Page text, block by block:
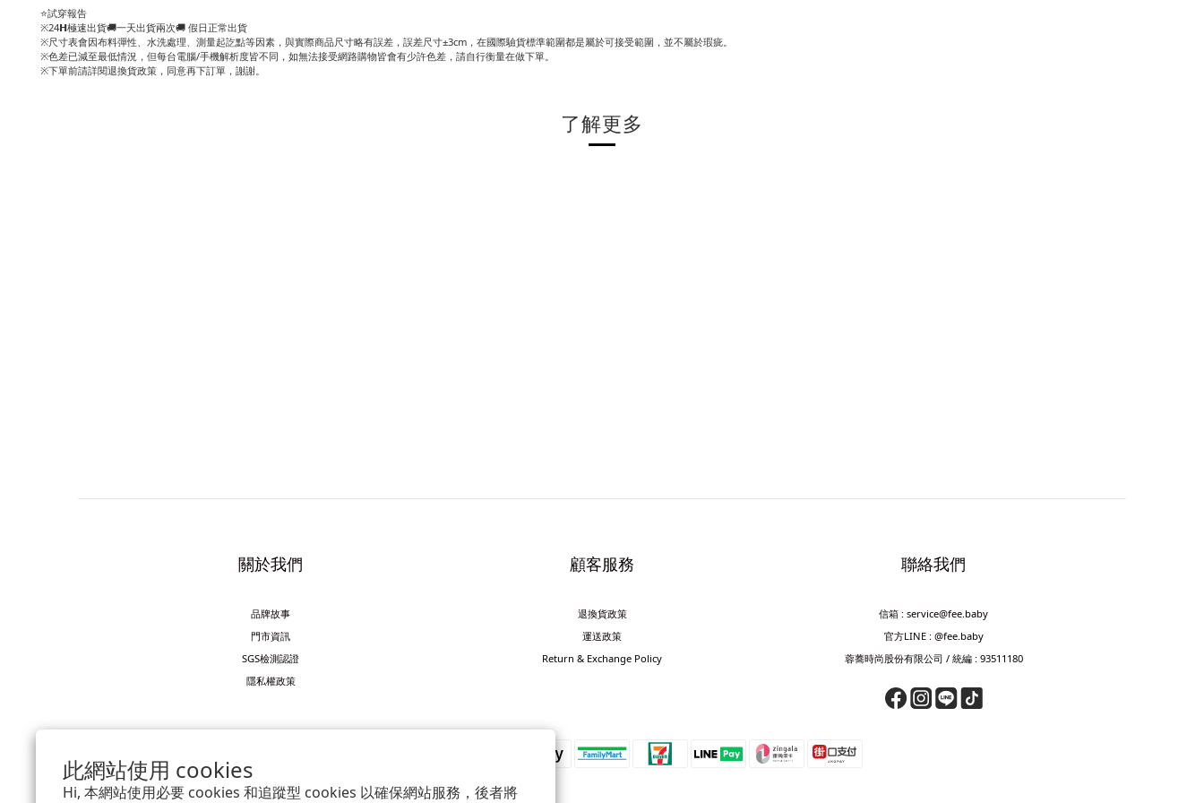
此網站使用 cookies
Hi, 本網站使用必要 cookies 和追蹤型 cookies 以確保網站服務，後者將
⭐試穿報告
※24𝗛極速出貨🚚一天出貨兩次🚚 假日正常出貨
※尺寸表會因布料彈性、水洗處理、測量起訖點等因素，與實際商品尺寸略有誤差，誤差尺寸±3cm，在國際驗貨標準範圍都是屬於可接受範圍，並不屬於瑕疵。
※色差已減至最低情況，但每台電腦/手機解析度皆不同，如無法接受網路購物皆會有少許色差，請自行衡量在做下單。
※下單前請詳閱退換貨政策，同意再下訂單，謝謝。
了解更多
關於我們
品牌故事
門市資訊
SGS檢測認證
隱私權政策
顧客服務
退換貨政策
運送政策
Return & Exchange Policy
聯絡我們
信箱 : service@fee.baby
官方LINE : @fee.baby
蓉蕎時尚股份有限公司 / 統編 : 93511180